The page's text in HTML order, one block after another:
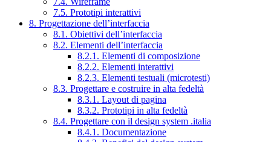
7.5. Prototipi interattivi
8. Progettazione dell’interfaccia
8.1. Obiettivi dell’interfaccia
8.2. Elementi dell’interfaccia
8.2.1. Elementi di composizione
8.2.2. Elementi interattivi
8.2.3. Elementi testuali (microtesti)
8.3. Progettare e costruire in alta fedeltà
8.3.1. Layout di pagina
8.3.2. Prototipi in alta fedeltà
8.4. Progettare con il design system .italia
8.4.1. Documentazione